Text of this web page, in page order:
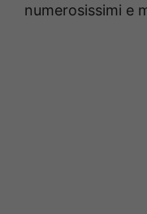
numerosissimi e